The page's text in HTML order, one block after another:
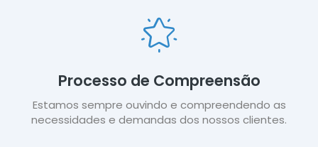
Processo de Compreensão
Estamos sempre ouvindo e compreendendo as
necessidades e demandas dos nossos clientes.